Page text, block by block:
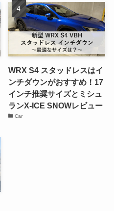
WRX S4 スタッドレスはイ
ンチダウンがおすすめ！17
インチ推奨サイズとミシュ
ランX-ICE SNOWレビュー
Car